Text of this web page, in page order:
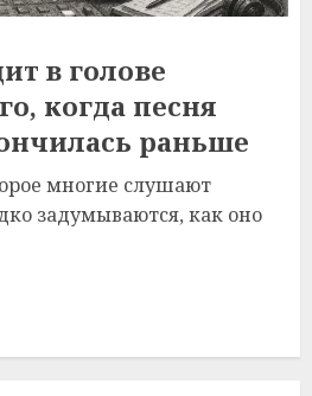
в голове
когда песня
раньше
многие слушают
задумываются, как оно